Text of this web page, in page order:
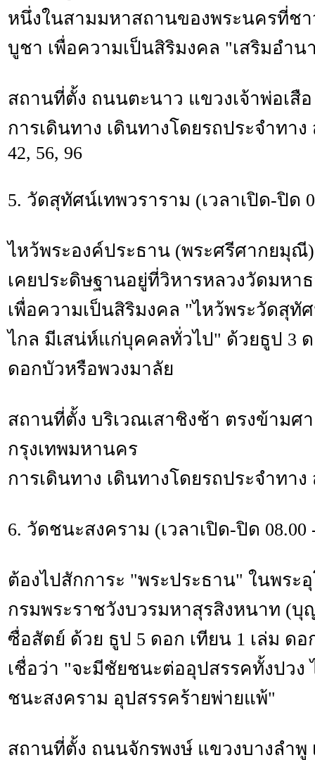
หนึ่งในสามมหาสถานของพระนครที่ช
บูชา เพื่อความเป็นสิริมงคล "เสริมอำน
สถานที่ตั้ง ถนนตะนาว แขวงเจ้าพ่อเสื
การเดินทาง เดินทางโดยรถประจำทาง
42, 56, 96
5. วัดสุทัศน์เทพวราราม (เวลาเปิด-ปิด
ไหว้พระองค์ประธาน (พระศรีศากยมุณี
เคยประดิษฐานอยู่ที่วิหารหลวงวัดมหา
เพื่อความเป็นสิริมงคล "ไหว้พระวัดสุทั
ไกล มีเสน่ห์แก่บุคคลทั่วไป" ด้วยธูป 3 ด
ดอกบัวหรือพวงมาลัย
สถานที่ตั้ง บริเวณเสาชิงช้า ตรงข้ามศ
กรุงเทพมหานคร
การเดินทาง เดินทางโดยรถประจำทาง
6. วัดชนะสงคราม (เวลาเปิด-ปิด 08.00
ต้องไปสักการะ "พระประธาน" ในพระ
กรมพระราชวังบวรมหาสุรสิงหนาท (
ซื่อสัตย์ ด้วย ธูป 5 ดอก เทียน 1 เล่ม ด
เชื่อว่า "จะมีชัยชนะต่ออุปสรรคทั้งปวง
ชนะสงคราม อุปสรรคร้ายพ่ายแพ้"
สถานที่ตั้ง ถนนจักรพงษ์ แขวงบางลำพู